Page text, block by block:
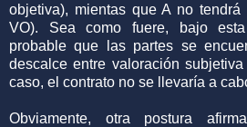
objetiva), mientas que A no
VO). Sea como fuere, bajo
probable que las partes se
descalce entre valoración
caso, el contrato no se llevaría a
Obviamente, otra postura